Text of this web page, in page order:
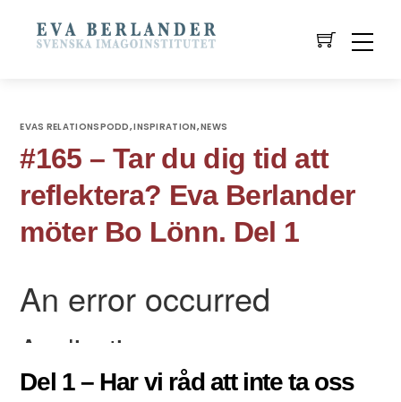
EVAS RELATIONSPODD,INSPIRATION,NEWS
#165 – Tar du dig tid att
reflektera? Eva Berlander
möter Bo Lönn. Del 1
Del 1 – Har vi råd att inte ta oss